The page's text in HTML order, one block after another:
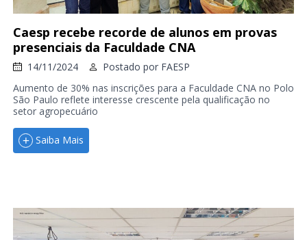
Caesp recebe recorde de alunos em provas
presenciais da Faculdade CNA
14/11/2024 Postado por FAESP
Aumento de 30% nas inscrições para a Faculdade CNA no Polo
São Paulo reflete interesse crescente pela qualificação no
setor agropecuário
Saiba Mais